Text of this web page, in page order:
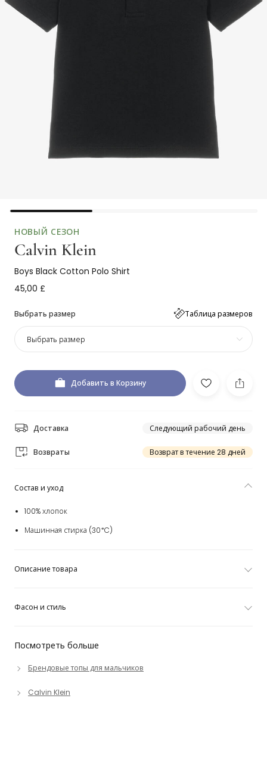
НОВЫЙ СЕЗОН
Calvin Klein
Boys Black Cotton Polo Shirt
45,00 £
Выбрать размер Таблица размеров
Выбрать размер
Добавить в Корзину
Доставка Следующий рабочий день
Возвраты Возврат в течение 28 дней
Посмотреть больше
Брендовые топы для мальчиков
Calvin Klein
Состав и уход
100% хлопок
Машинная стирка (30*C)
Описание товара
Фасон и стиль